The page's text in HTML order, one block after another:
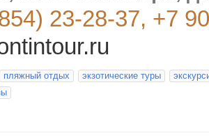
23-28-37, +7
пляжный отдых экзотические туры